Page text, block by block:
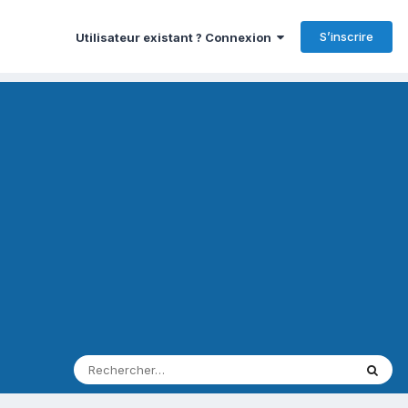
Utilisateur existant ? Connexion S’inscrire